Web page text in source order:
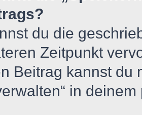
du die
Zeitpunkt
Beitrag kannst du
in